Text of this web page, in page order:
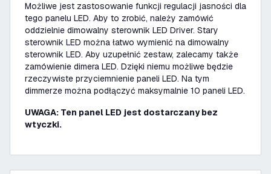
Możliwe jest zastosowanie funkcji regulacji jasności dla
tego panelu LED. Aby to zrobić, należy zamówić
oddzielnie dimowalny sterownik LED Driver. Stary
sterownik LED można łatwo wymienić na dimowalny
sterownik LED. Aby uzupełnić zestaw, zalecamy także
zamówienie dimera LED. Dzięki niemu możliwe będzie
rzeczywiste przyciemnienie paneli LED. Na tym
dimmerze można podłączyć maksymalnie 10 paneli LED.
UWAGA: Ten panel LED jest dostarczany bez
wtyczki.